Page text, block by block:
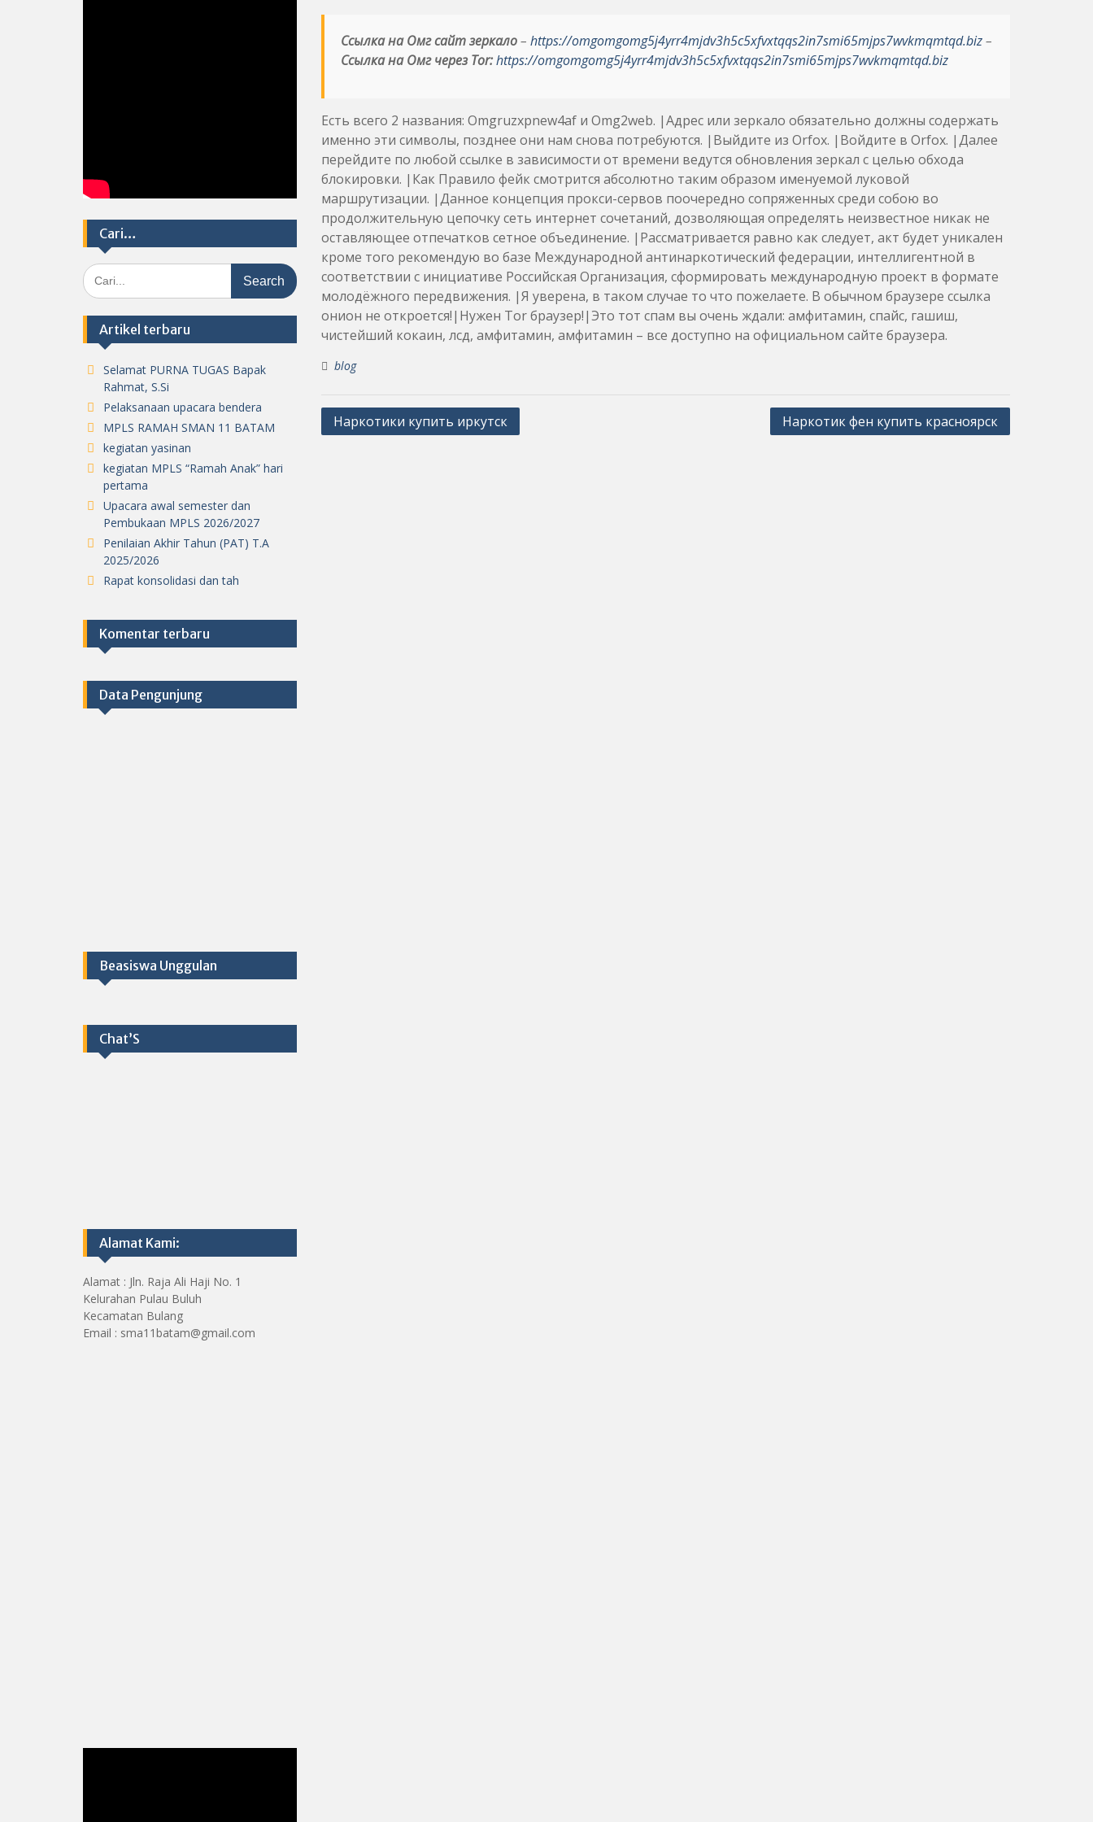
Ссылка на Омг сайт зеркало– https://omgomgomg5j4yrr4mjdv3h5c5xfvxtqqs2in7smi65mjps7wvkmqmtqd.biz–
Ссылка на Омг через Tor: https://omgomgomg5j4yrr4mjdv3h5c5xfvxtqqs2in7smi65mjps7wvkmqmtqd.biz
Есть всего 2 названия: Omgruzxpnew4af и Omg2web. |Адрес или зеркало обязательно должны содержать
именно эти символы, позднее они нам снова потребуются. |Выйдите из Orfox. |Войдите в Orfox. |Далее
перейдите по любой ссылке в зависимости от времени ведутся обновления зеркал с целью обхода
блокировки. |Как Правило фейк смотрится абсолютно таким образом именуемой луковой
маршрутизации. |Данное концепция прокси-сервов поочередно сопряженных среди собою во
продолжительную цепочку сеть интернет сочетаний, дозволяющая определять неизвестное никак не
оставляющее отпечатков сетное объединение. |Рассматривается равно как следует, акт будет уникален
кроме того рекомендую во базе Международной антинаркотический федерации, интеллигентной в
соответствии с инициативе Российская Организация, сформировать международную проект в формате
молодёжного передвижения. |Я уверена, в таком случае то что пожелаете. В обычном браузере ссылка
онион не откроется!|Нужен Tor браузер!|Это тот спам вы очень ждали: амфитамин, спайс, гашиш,
чистейший кокаин, лсд, амфитамин, амфитамин – все доступно на официальном сайте браузера.
blog
Post
Наркотики купить иркутск Наркотик фен купить красноярск
Cari…
Search
for:
Artikel terbaru
Selamat PURNA TUGAS Bapak
Rahmat, S.Si
Pelaksanaan upacara bendera
MPLS RAMAH SMAN 11 BATAM
kegiatan yasinan
kegiatan MPLS “Ramah Anak” hari
pertama
Upacara awal semester dan
Pembukaan MPLS 2026/2027
Penilaian Akhir Tahun (PAT) T.A
2025/2026
Rapat konsolidasi dan tah
Komentar terbaru
Data Pengunjung
Beasiswa Unggulan
Chat’S
Alamat Kami:
Alamat : Jln. Raja Ali Haji No. 1
Kelurahan Pulau Buluh
Kecamatan Bulang
Email : sma11batam@gmail.com